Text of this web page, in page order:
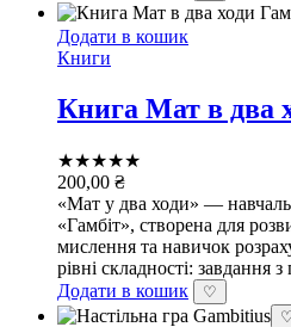
Додати в кошик
Книги
Книга Мат в два
★★★★★
200,00 ₴
«Мат у два ходи» —
«Гамбіт», створена для
мислення та навичок
рівні складності: завдання
Додати в кошик
♡